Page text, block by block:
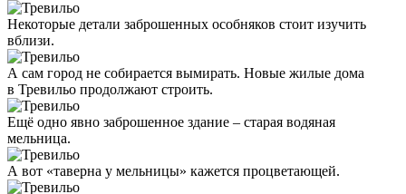
Некоторые детали заброшенных особняков стоит изучить
вблизи.
А сам город не собирается вымирать. Новые жилые дома
в Тревильо продолжают строить.
Ещё одно явно заброшенное здание – старая водяная
мельница.
А вот «таверна у мельницы» кажется процветающей.